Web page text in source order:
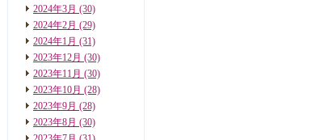
2024年3月 (30)
2024年2月 (29)
2024年1月 (31)
2023年12月 (30)
2023年11月 (30)
2023年10月 (28)
2023年9月 (28)
2023年8月 (30)